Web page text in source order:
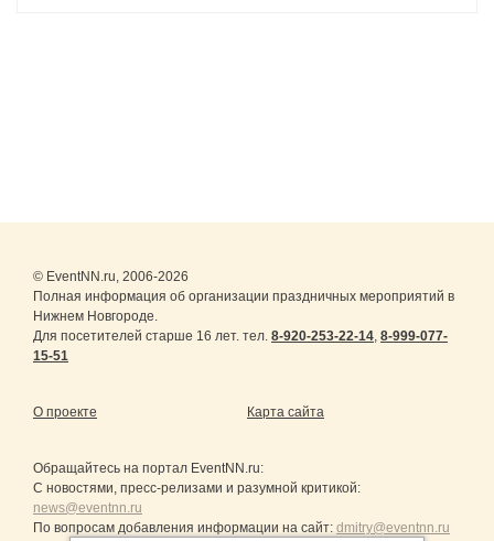
© EventNN.ru, 2006-2026
Полная информация об организации праздничных мероприятий в
Нижнем Новгороде.
Для посетителей старше 16 лет. тел. 8-920-253-22-14, 8-999-077-
15-51
О проекте Карта сайта
Обращайтесь на портал EventNN.ru:
С новостями, пресс-релизами и разумной критикой:
news@eventnn.ru
По вопросам добавления информации на сайт: dmitry@eventnn.ru